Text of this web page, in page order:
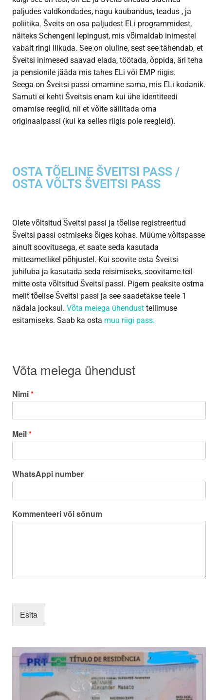
paljudes valdkondades, nagu kaubandus, teadus , ja
poliitika. Šveits on osa paljudest ELi programmidest,
näiteks Schengeni lepingust, mis võimaldab inimestel
vabalt ringi liikuda. See on oluline, sest see tähendab, et
Šveitsi inimesed saavad elada, töötada, õppida, äri teha
ja pensionile jääda mis tahes ELi või EMP riigis.
Seega on Šveitsi passi omamine sama, mis ELi kodanik.
Samuti ei kehti Šveitsis enam kui ühe identiteedi
omamise reeglid, nii et võite säilitada oma
originaalpassi (kui ka selles riigis pole reegleid).
OSTA TÕELINE ŠVEITSI PASS /
OSTA VÕLTS ŠVEITSI PASS
Olete võltsitud Šveitsi passi ja tõelise registreeritud
Šveitsi passi ostmiseks õiges kohas. Müüme võltspasse
ainult soovitusega, et saate seda kasutada
mitteametlikel põhjustel. Kui soovite osta Šveitsi
juhiluba ja kasutada seda reisimiseks, soovitame teil
mitte osta võltsitud Šveitsi passi. Pigem peaksite ostma
meilt tõelise Šveitsi passi ja see saadetakse teele 1
nädala jooksul. Võta meiega ühendust tellimuse
esitamiseks. Saab ka osta muu riigi pass.
Võta meiega ühendust
Nimi*
Meil*
WhatsAppi number
Kommenteeri või sõnum
Esita